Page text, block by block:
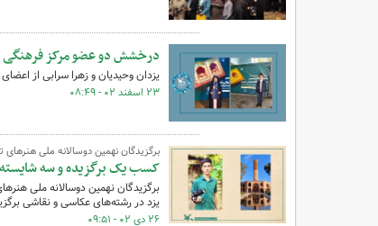
درخشش دو عضو مرکز
یزدان وحیدیان و زهرا سرابی از
۲۳ اسفند ۰۲ - ۰۸:۴۹
برگزیدگان نهمین دوسالانه ملی
کسب یک برگزیده و سه شایسته
برگزیدگان نهمین دوسالانه ملی
یزد در رشته‌های عکاسی و نقاشی
۲۶ دی ۰۲ - ۰۹:۵۱